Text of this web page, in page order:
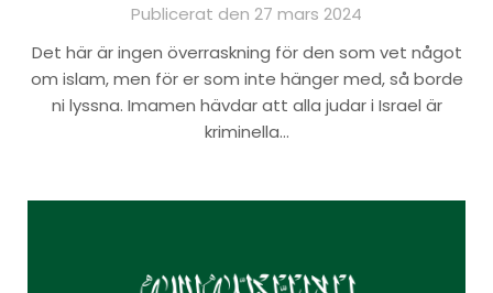
Publicerat den 27 mars 2024
Det här är ingen överraskning för den som vet något
om islam, men för er som inte hänger med, så borde
ni lyssna. Imamen hävdar att alla judar i Israel är
kriminella…